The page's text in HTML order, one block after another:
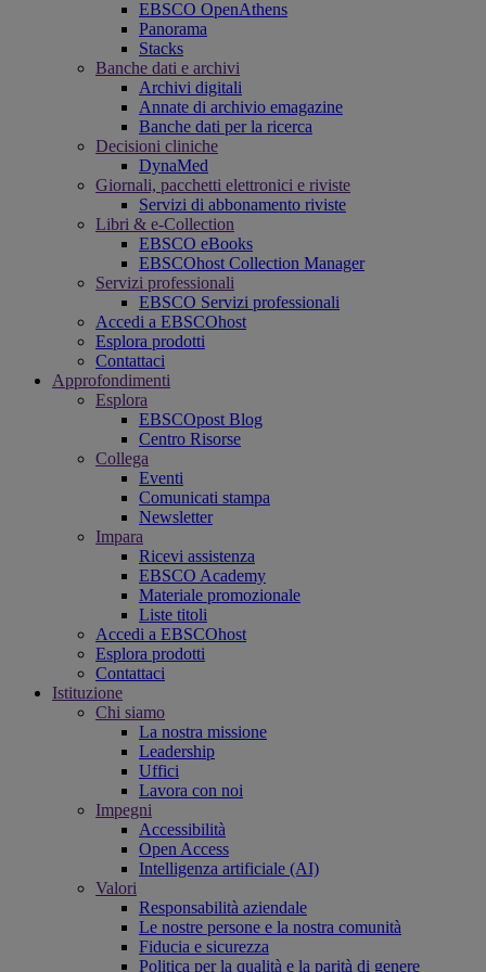
EBSCO OpenAthens
Panorama
Stacks
Banche dati e archivi
Archivi digitali
Annate di archivio emagazine
Banche dati per la ricerca
Decisioni cliniche
DynaMed
Giornali, pacchetti elettronici e riviste
Servizi di abbonamento riviste
Libri & e-Collection
EBSCO eBooks
EBSCOhost Collection Manager
Servizi professionali
EBSCO Servizi professionali
Accedi a EBSCOhost
Esplora prodotti
Contattaci
Approfondimenti
Esplora
EBSCOpost Blog
Centro Risorse
Collega
Eventi
Comunicati stampa
Newsletter
Impara
Ricevi assistenza
EBSCO Academy
Materiale promozionale
Liste titoli
Accedi a EBSCOhost
Esplora prodotti
Contattaci
Istituzione
Chi siamo
La nostra missione
Leadership
Uffici
Lavora con noi
Impegni
Accessibilità
Open Access
Intelligenza artificiale (AI)
Valori
Responsabilità aziendale
Le nostre persone e la nostra comunità
Fiducia e sicurezza
Politica per la qualità e la parità di genere